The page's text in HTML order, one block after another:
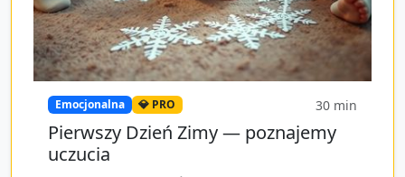
Emocjonalna 💎 PRO 30 min
Pierwszy Dzień Zimy — poznajemy
uczucia